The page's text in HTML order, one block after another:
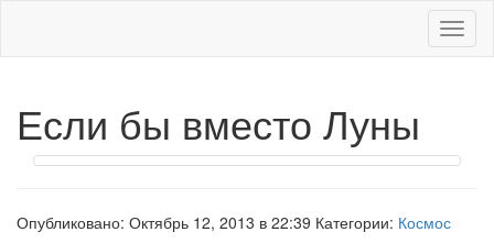
Меню
Если бы вместо Луны
Опубликовано: Октябрь 12, 2013 в 22:39 Категории: Космос